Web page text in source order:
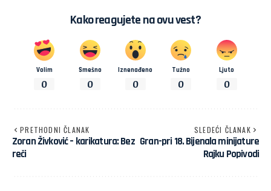
Kako reagujete na ovu vest?
Volim
0
Smešno
0
Iznenađeno
0
Tužno
0
Ljuto
0
PRETHODNI ČLANAK
Zoran Živković – karikatura: Bez
reči
SLEDEĆI ČLANAK
Gran-pri 18. Bijenala minijature
Rajku Popivodi